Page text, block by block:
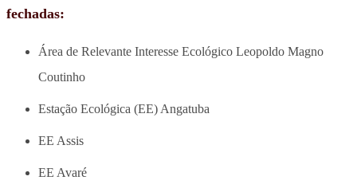
fechadas:
Área de Relevante Interesse Ecológico Leopoldo Magno
Coutinho
Estação Ecológica (EE) Angatuba
EE Assis
EE Avaré